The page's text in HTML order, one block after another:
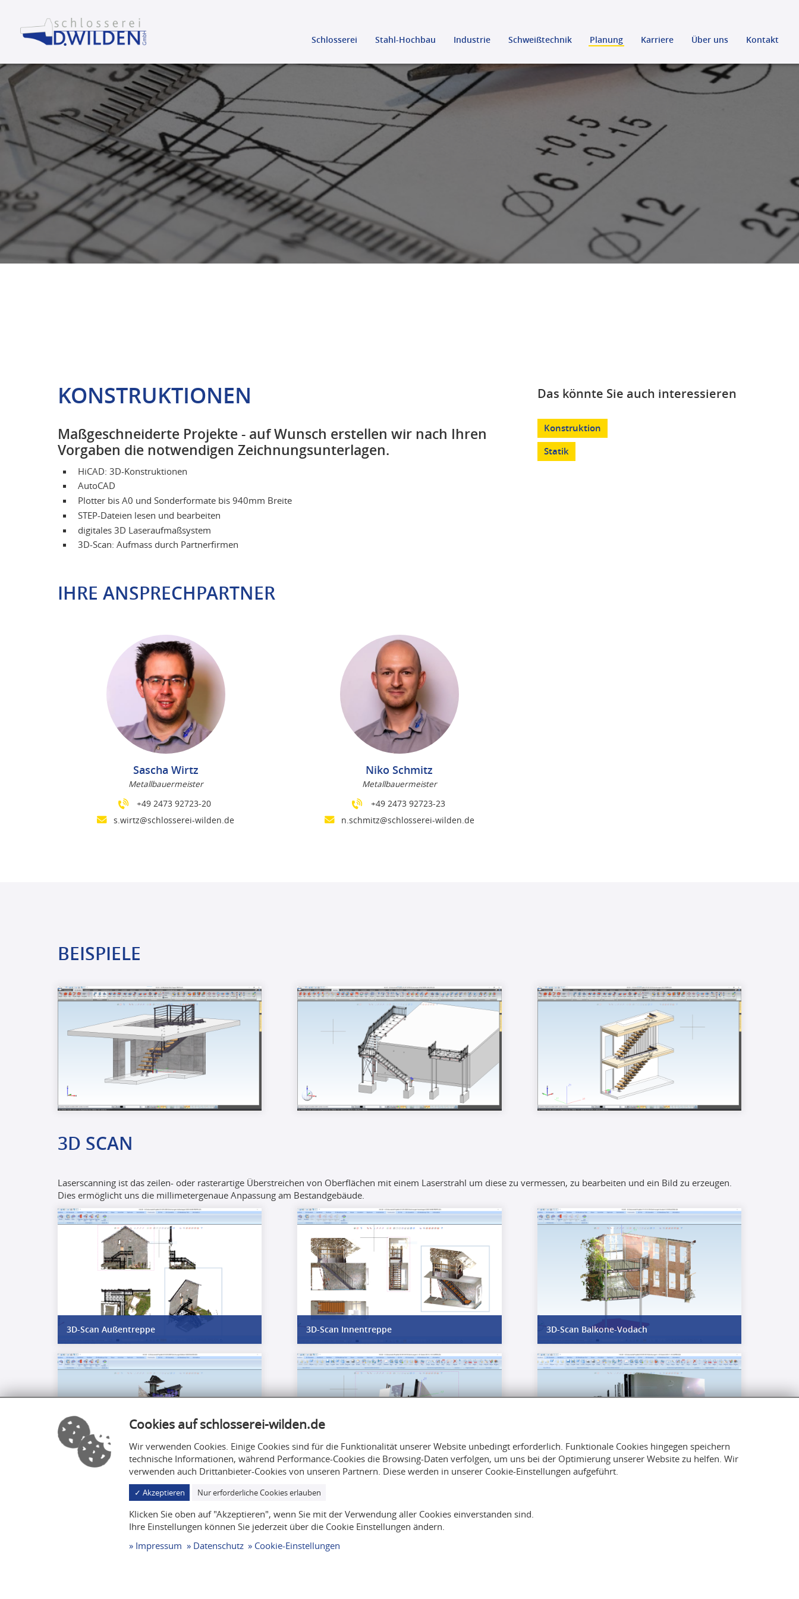
Schlosserei Stahl-Hochbau Industrie Schweißtechnik Planung Karriere Über uns Kontakt
KONSTRUKTIONEN
Maßgeschneiderte Projekte - auf Wunsch erstellen wir nach Ihren
Vorgaben die notwendigen Zeichnungsunterlagen.
HiCAD: 3D-Konstruktionen
AutoCAD
Plotter bis A0 und Sonderformate bis 940mm Breite
STEP-Dateien lesen und bearbeiten
digitales 3D Laseraufmaßsystem
3D-Scan: Aufmass durch Partnerfirmen
Das könnte Sie auch interessieren
Konstruktion
Statik
IHRE ANSPRECHPARTNER
Sascha Wirtz
Metallbauermeister
+49 2473 92723-20
s.wirtz@schlosserei-wilden.de
Niko Schmitz
Metallbauermeister
+49 2473 92723-23
n.schmitz@schlosserei-wilden.de
BEISPIELE
3D SCAN
Laserscanning ist das zeilen- oder rasterartige Überstreichen von Oberflächen mit einem Laserstrahl um diese zu vermessen, zu bearbeiten und ein Bild zu erzeugen.
Dies ermöglicht uns die millimetergenaue Anpassung am Bestandgebäude.
3D-Scan Außentreppe
3D-Scan Balkone
3D-Scan Innentreppe
3D-Scan Runder Balkon 2
3D-Scan Balkone-Vodach
3D-Scan Runde Balkon 1
Cookies auf schlosserei-wilden.de
Wir verwenden Cookies. Einige Cookies sind für die Funktionalität unserer Website unbedingt erforderlich. Funktionale Cookies hingegen speichern
technische Informationen, während Performance-Cookies die Browsing-Daten verfolgen, um uns bei der Optimierung unserer Website zu helfen. Wir
verwenden auch Drittanbieter-Cookies von unseren Partnern. Diese werden in unserer Cookie-Einstellungen aufgeführt.
✓ Akzeptieren Nur erforderliche Cookies erlauben
Klicken Sie oben auf "Akzeptieren", wenn Sie mit der Verwendung aller Cookies einverstanden sind.
Ihre Einstellungen können Sie jederzeit über die Cookie Einstellungen ändern.
Impressum
Datenschutz Cookie-Einstellungen